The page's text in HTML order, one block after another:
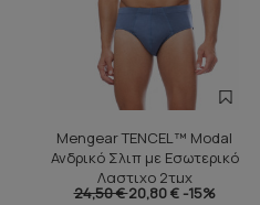
Mengear TENCEL™ Modal
Ανδρικό Σλιπ με Εσωτερικό
Λαστιχο 2τμχ
24,50 €20,80 € -15%